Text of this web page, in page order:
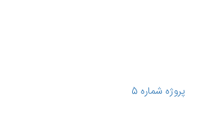
پروژه شماره 5